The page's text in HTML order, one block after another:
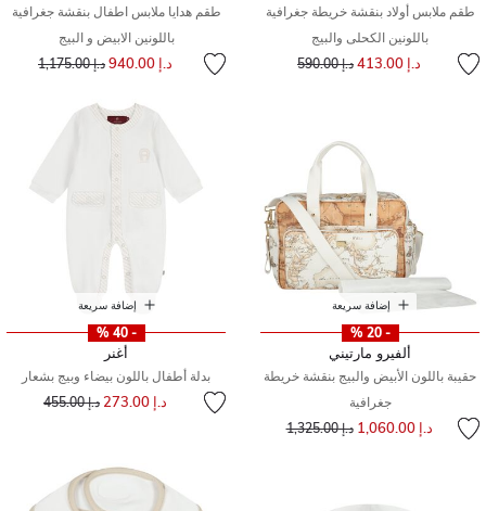
طقم ملابس أولاد بنقشة خريطة جغرافية
باللونين الكحلى والبيج
د.إ 413.00 سعر مخفض مند.إ 590.00
طقم هدايا ملابس اطفال بنقشة جغرافية
باللونين الابيض و البيج
د.إ 940.00 سعر مخفض من
د.إ 1,175.00 إلى
إضافة سريعة
- 20 %
ألفيرو مارتيني
حقيبة باللون الأبيض والبيج بنقشة خريطة
جغرافية
د.إ 1,060.00 سعر مخفض مند.إ 1,325.00
إضافة سريعة
- 40 %
أغنر
بدلة أطفال باللون بيضاء وبيج بشعار
د.إ 273.00 سعر مخفض من
د.إ 455.00 إلى